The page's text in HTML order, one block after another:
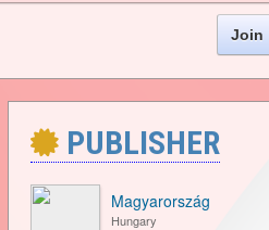
Join
PUBLISHER
Magyarország
Hungary